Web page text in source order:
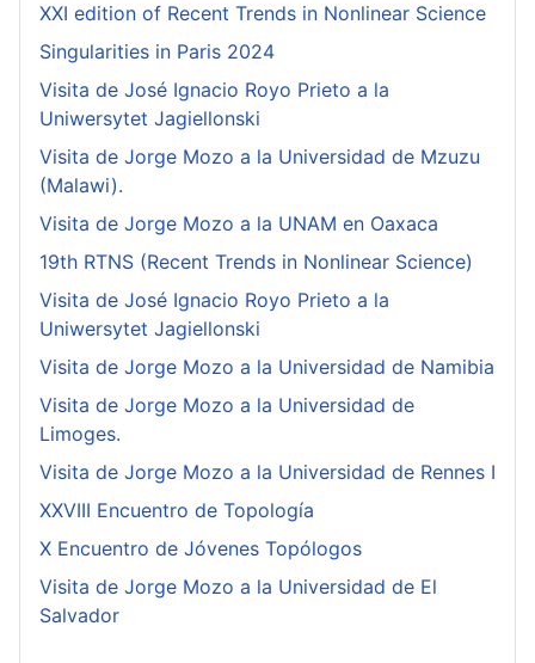
XXI edition of Recent Trends in Nonlinear Science
Singularities in Paris 2024
Visita de José Ignacio Royo Prieto a la
Uniwersytet Jagiellonski
Visita de Jorge Mozo a la Universidad de Mzuzu
(Malawi).
Visita de Jorge Mozo a la UNAM en Oaxaca
19th RTNS (Recent Trends in Nonlinear Science)
Visita de José Ignacio Royo Prieto a la
Uniwersytet Jagiellonski
Visita de Jorge Mozo a la Universidad de Namibia
Visita de Jorge Mozo a la Universidad de
Limoges.
Visita de Jorge Mozo a la Universidad de Rennes I
XXVIII Encuentro de Topología
X Encuentro de Jóvenes Topólogos
Visita de Jorge Mozo a la Universidad de El
Salvador